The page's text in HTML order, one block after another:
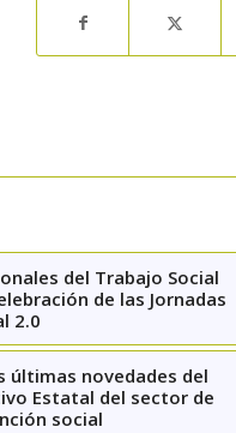
del Trabajo Social
de las Jornadas
2.0
últimas novedades del
Estatal del sector de
social